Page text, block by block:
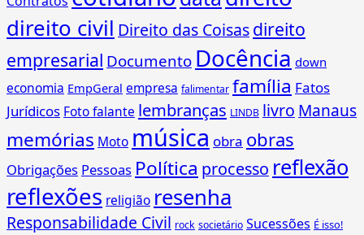
direito civil Direito das Coisasdireito
empresarial Documento Docência down
economia EmpGeral empresa falimentar família Fatos
Jurídicos Foto falante lembranças LINDB livro Manaus
memórias Moto música obra obras
Obrigações Pessoas Política processo reflexão
reflexões religião resenha
Responsabilidade Civil rock societário Sucessões É isso!